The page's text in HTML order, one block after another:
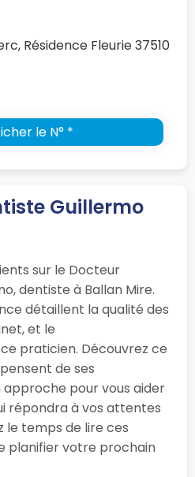
Résidence Fleurie 37510
le N° *
Guillermo
sur le Docteur
dentiste à Ballan Mire.
détaillent la qualité des
et le
praticien. Découvrez ce
de ses
pour vous aider
répondra à vos attentes
le temps de lire ces
planifier votre prochain